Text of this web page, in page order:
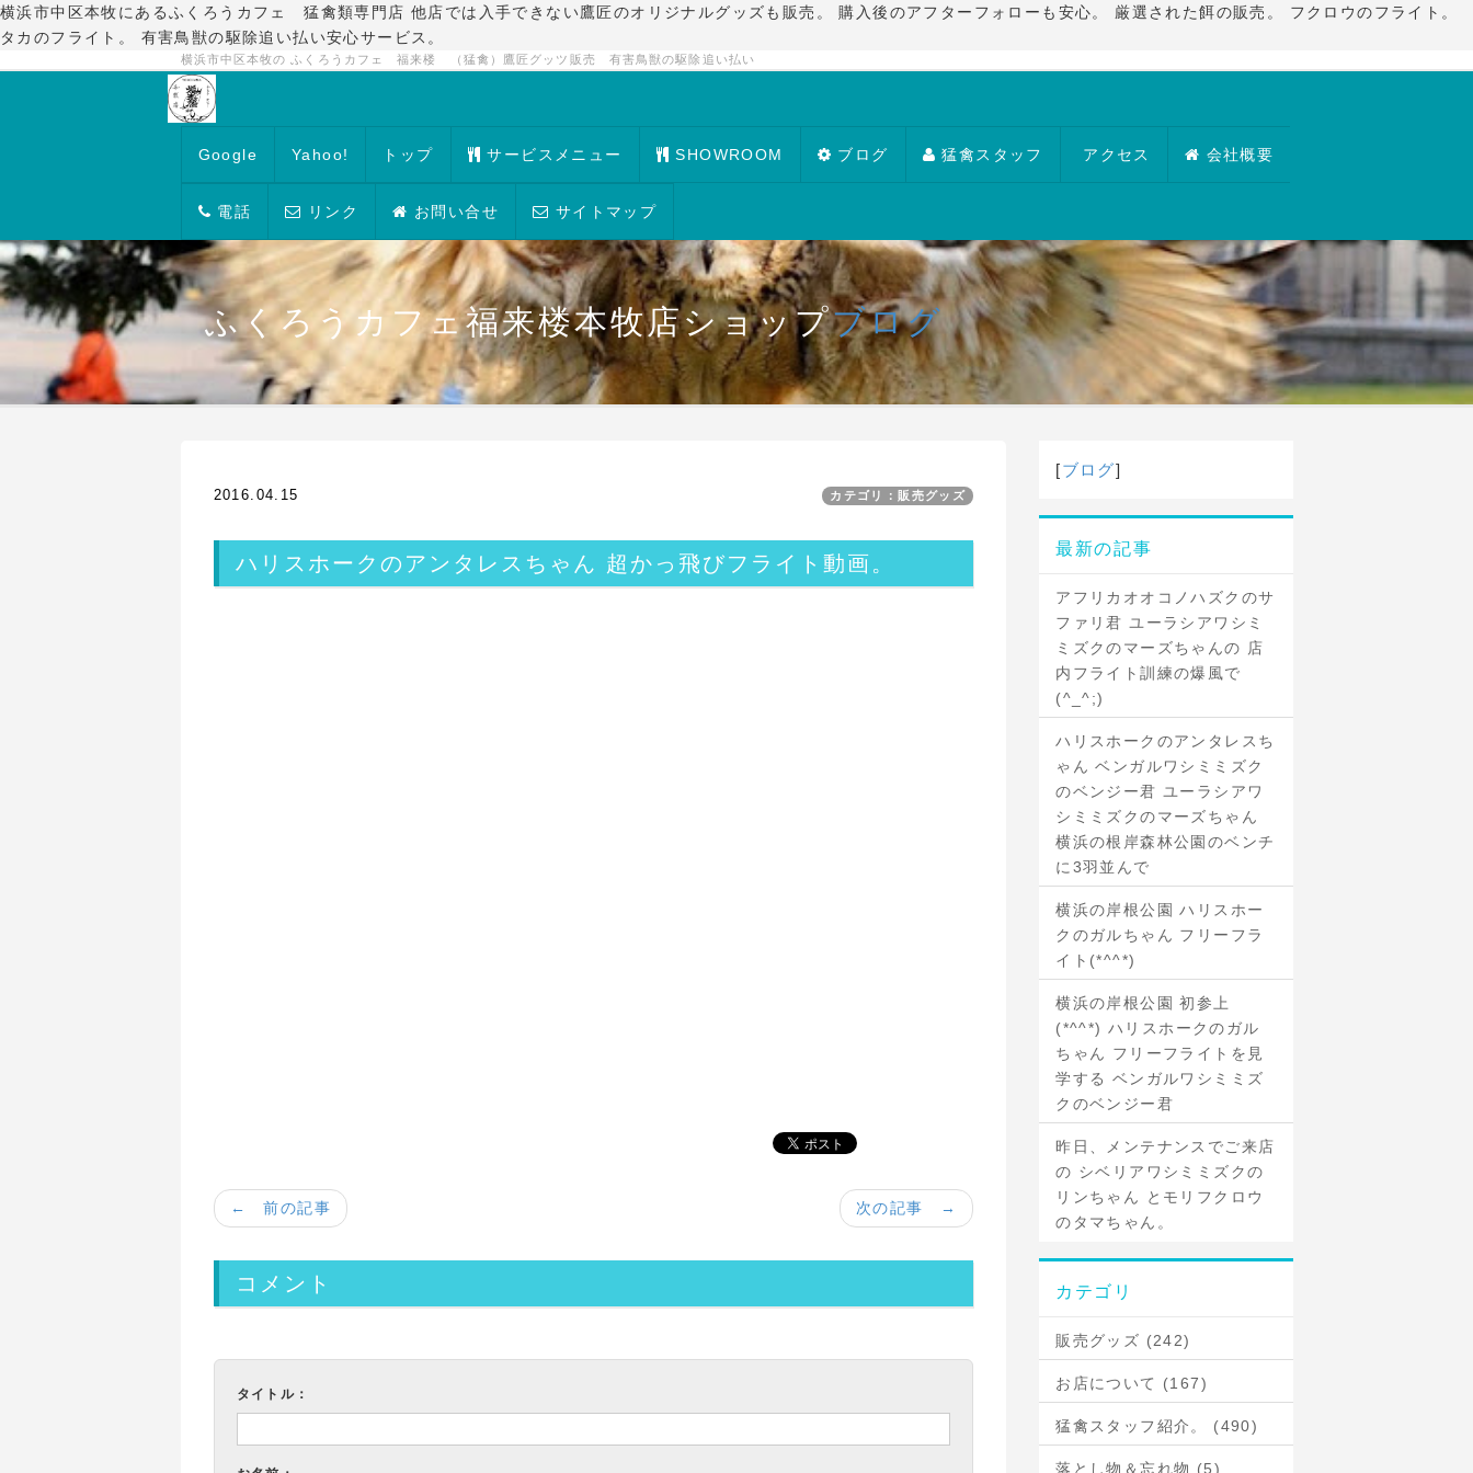
横浜市中区本牧にあるふくろうカフェ 猛禽類専門店 他店では入手できない鷹匠のオリジナルグッズも販売。 購入後のアフターフォローも安心。 厳選された餌の販売。 フクロウのフライト。
タカのフライト。 有害鳥獣の駆除追い払い安心サービス。
横浜市中区本牧の ふくろうカフェ 福来楼 （猛禽）鷹匠グッツ販売 有害鳥獣の駆除追い払い
Google Yahoo! トップ サービスメニュー SHOWROOM ブログ 猛禽スタッフ アクセス 会社概要
電話 リンク お問い合せ サイトマップ
ふくろうカフェ福来楼本牧店ショップブログ
2016.04.15 カテゴリ：販売グッズ
ハリスホークのアンタレスちゃん 超かっ飛びフライト動画。
次の記事 →
← 前の記事
コメント
タイトル：
[ブログ]
最新の記事
アフリカオオコノハズクのサ
ファリ君 ユーラシアワシミ
ミズクのマーズちゃんの 店
内フライト訓練の爆風で
(^_^;)
ハリスホークのアンタレスち
ゃん ベンガルワシミミズク
のベンジー君 ユーラシアワ
シミミズクのマーズちゃん
横浜の根岸森林公園のベンチ
に3羽並んで
横浜の岸根公園 ハリスホー
クのガルちゃん フリーフラ
イト(*^^*)
横浜の岸根公園 初参上
(*^^*) ハリスホークのガル
ちゃん フリーフライトを見
学する ベンガルワシミミズ
クのベンジー君
昨日、メンテナンスでご来店
の シベリアワシミミズクの
リンちゃん とモリフクロウ
のタマちゃん。
カテゴリ
販売グッズ (242)
お店について (167)
猛禽スタッフ紹介。 (490)
落とし物＆忘れ物 (5)